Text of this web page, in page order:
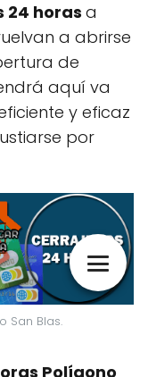
24 horas a
a abrirse
de
aquí va
y eficaz
por
San Blas.
Polígono